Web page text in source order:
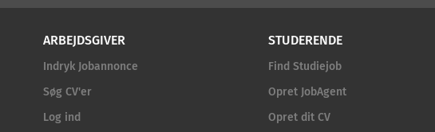
ARBEJDSGIVER
Indryk Jobannonce
Søg CV'er
Log ind
STUDERENDE
Find Studiejob
Opret JobAgent
Opret dit CV